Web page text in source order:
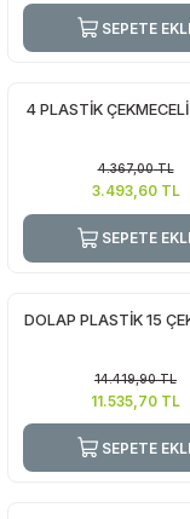
SEPETE
4 PLASTİK
4.367,00TL
3.493,60TL
SEPETE
DOLAP PLASTİK 15
14.419,90TL
11.535,70 TL
SEPETE